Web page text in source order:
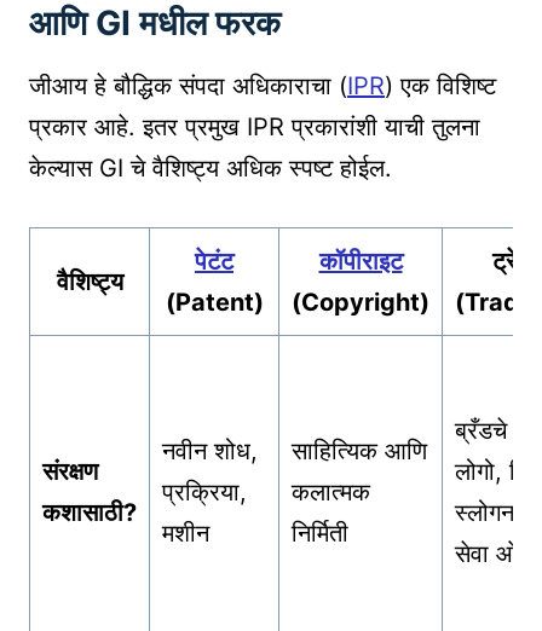
आणि GI मधील फरक
जीआय हे बौद्धिक संपदा अधिकाराचा (IPR) एक विशिष्ट
प्रकार आहे. इतर प्रमुख IPR प्रकारांशी याची तुलना
केल्यास GI चे वैशिष्ट्य अधिक स्पष्ट होईल.
वैशिष्ट्य
पेटंट
(Patent)
कॉपीराइट
(Copyright)
संरक्षण
कशासाठी?
नवीन शोध,
प्रक्रिया,
मशीन
साहित्यिक आणि
कलात्मक
निर्मिती
ब्रँडचे
लोगो,
स्लोगन
सेवा